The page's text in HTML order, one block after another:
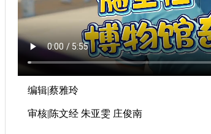
编辑|蔡雅玲
审核|陈文经 朱亚雯 庄俊南